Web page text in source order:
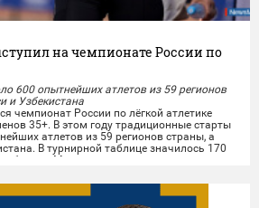
на чемпионате России по
600 опытнейших атлетов из 59 регионов
и Узбекистана
чемпионат России по лёгкой атлетике
35+. В этом году традиционные старты
атлетов из 59 регионов страны, а
В турнирной таблице значилось 170
сборная Миасса.
эстафете....